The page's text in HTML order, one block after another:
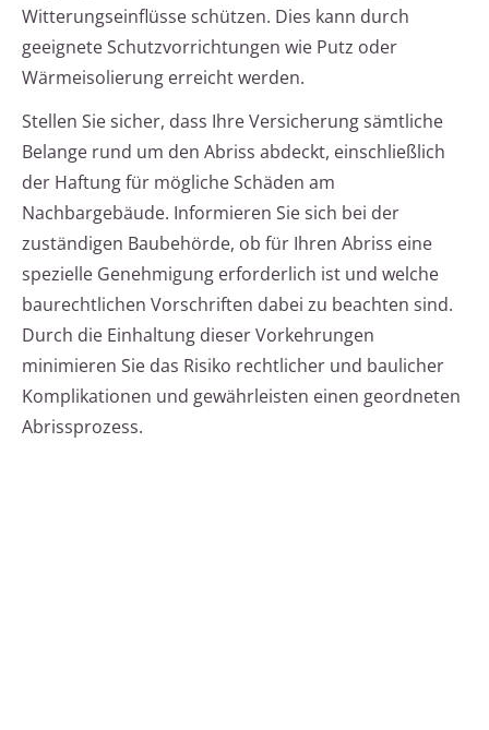
Witterungseinflüsse schützen. Dies kann durch
geeignete Schutzvorrichtungen wie Putz oder
Wärmeisolierung erreicht werden.
Stellen Sie sicher, dass Ihre Versicherung sämtliche
Belange rund um den Abriss abdeckt, einschließlich
der Haftung für mögliche Schäden am
Nachbargebäude. Informieren Sie sich bei der
zuständigen Baubehörde, ob für Ihren Abriss eine
spezielle Genehmigung erforderlich ist und welche
baurechtlichen Vorschriften dabei zu beachten sind.
Durch die Einhaltung dieser Vorkehrungen
minimieren Sie das Risiko rechtlicher und baulicher
Komplikationen und gewährleisten einen geordneten
Abrissprozess.